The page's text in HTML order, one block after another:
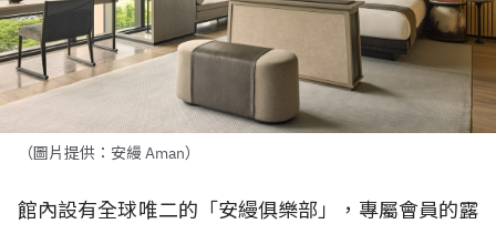
（圖片提供：安縵 Aman）
館內設有全球唯二的「安縵俱樂部」，專屬會員的露